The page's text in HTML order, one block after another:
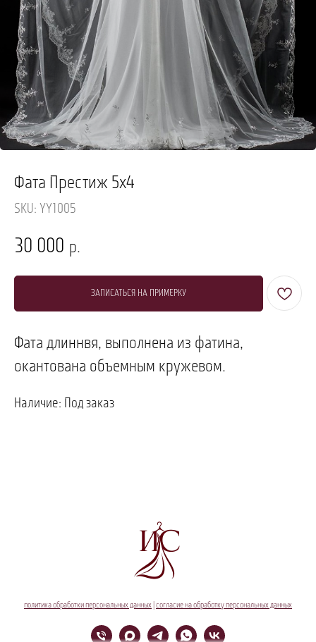
Фата Престиж 5х4
SKU: YY1005
30 000 р.
ЗАПИСАТЬСЯ НА ПРИМЕРКУ
Фата длиннвя, выполнена из фатина,
окантована объемным кружевом.
Наличие: Под заказ
политика обработки персональных данных согласие на обработку персональных данных